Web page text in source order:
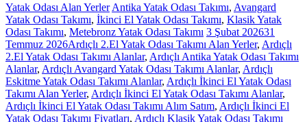
Yatak Odası Alan Yerler Antika Yatak Odası Takımı, Avangard
Yatak Odası Takımı, İkinci El Yatak Odası Takımı, Klasik Yatak
Odası Takımı, Metebronz Yatak Odası Takımı 3 Şubat 202631
Temmuz 2026Ardıçlı 2.El Yatak Odası Takımı Alan Yerler, Ardıçlı
2.El Yatak Odası Takımı Alanlar, Ardıçlı Antika Yatak Odası Takımı
Alanlar, Ardıçlı Avangard Yatak Odası Takımı Alanlar, Ardıçlı
Eskitme Yatak Odası Takımı Alanlar, Ardıçlı İkinci El Yatak Odası
Takımı Alan Yerler, Ardıçlı İkinci El Yatak Odası Takımı Alanlar,
Ardıçlı İkinci El Yatak Odası Takımı Alım Satım, Ardıçlı İkinci El
Yatak Odası Takımı Fiyatları, Ardıçlı Klasik Yatak Odası Takımı